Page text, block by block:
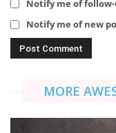
Notify me of
Notify me of new
MORE